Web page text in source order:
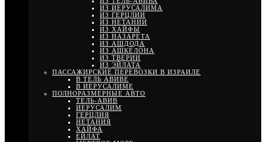
ИЗ ИЕРУСАЛИМА
ИЗ ГЕРЦЛИИ
ИЗ НЕТАНИИ
ИЗ ХАЙФЫ
ИЗ НАЗАРЕТА
ИЗ АШДОДА
ИЗ АШКЕЛОНА
ИЗ ТВЕРИИ
ИЗ ЭЙЛАТА
ПАССАЖИРСКИЕ ПЕРЕВОЗКИ В ИЗРАИЛЕ
В ТЕЛЬ АВИВЕ
В ИЕРУСАЛИМЕ
ПОЛНОРАЗМЕРНЫЕ АВТО
ТЕЛЬ-АВИВ
ИЕРУСАЛИМ
ГЕРЦЛИЯ
НЕТАНИЯ
ХАЙФА
ЕЙЛАТ